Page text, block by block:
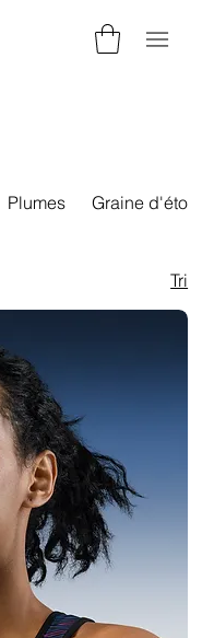
Plumes Graine d'étoile
Tri